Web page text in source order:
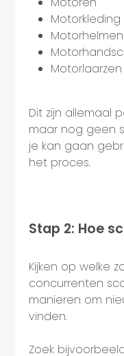
Motorkleding
Motorhelmen
Motorlaarzen
Dit zijn allemaal
maar nog geen
je kan gaan
het proces.
Stap 2: Hoe
Kijken op welke
concurrenten
manieren om
vinden.
Zoek